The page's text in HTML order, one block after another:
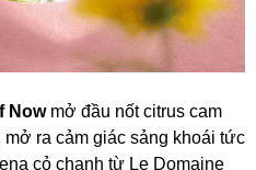
Nowmở đầu nốt citrus cam
ra cảm giác sảng khoái tức
cỏ chanh từ Le Domaine